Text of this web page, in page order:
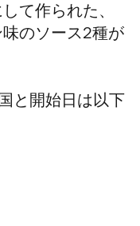
て作られた、
のソース2種が
と開始日は以下